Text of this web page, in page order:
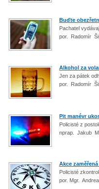
Buďte
Pachatel
por. Radomír
Alkohol za
Jen za pátek
por. Radomír
Pit manévr
Policisté z
nprap. Jakub
Akce
Policisté
por. Mgr.